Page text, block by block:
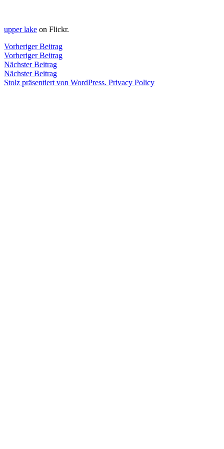
springen
von
Mai
Januar
2020
einen
zu
upper lake on Flickr.
Veröffentlicht
von
snhpfr
14.
Mai
20144.
Januar
Veröffentlicht
in
Uncategorized
Beitragsnavigation
Vorheriger BeitragVorheriger
Beitrag:
Vorheriger Beitrag
Nächster BeitragNächster
Beitrag:
Nächster Beitrag
Stolz präsentiert von WordPress. Privacy Policy